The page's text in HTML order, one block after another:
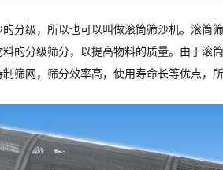
分级，所以也可以叫做滚筒筛沙机。滚筒
的分级筛分，以提高物料的质量。由于滚
筛网，筛分效率高，使用寿命长等优点，